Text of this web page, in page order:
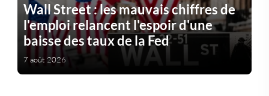
Wall Street : les mauvais chiffres de
l'emploi relancent l'espoir d'une
baisse des taux de la Fed
7 août 2026